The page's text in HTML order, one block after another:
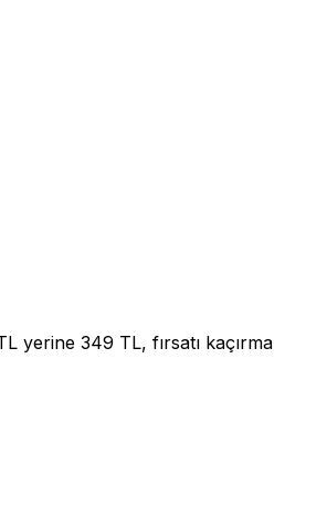
yerine 349 TL, fırsatı kaçırma